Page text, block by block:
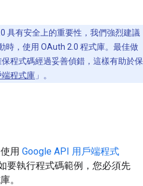
具有安全上的重要性，我們強烈建議
時，使用 OAuth 2.0 程式庫。最佳做
程式碼經過妥善偵錯，這樣有助於保
端程式庫 」。
用 Google API 用戶端程式
要執行程式碼範例，您必須先
。